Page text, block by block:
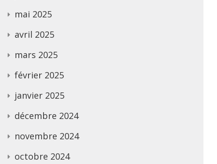
mai 2025
avril 2025
mars 2025
février 2025
janvier 2025
décembre 2024
novembre 2024
octobre 2024